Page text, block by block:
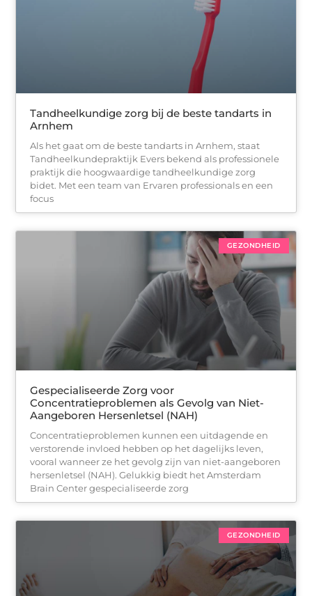
Tandheelkundige zorg bij de beste tandarts in
Arnhem
Als het gaat om de beste tandarts in Arnhem, staat
Tandheelkundepraktijk Evers bekend als professionele
praktijk die hoogwaardige tandheelkundige zorg
bidet. Met een team van Ervaren professionals en een
focus
GEZONDHEID
Gespecialiseerde Zorg voor
Concentratieproblemen als Gevolg van Niet-
Aangeboren Hersenletsel (NAH)
Concentratieproblemen kunnen een uitdagende en
verstorende invloed hebben op het dagelijks leven,
vooral wanneer ze het gevolg zijn van niet-aangeboren
hersenletsel (NAH). Gelukkig biedt het Amsterdam
Brain Center gespecialiseerde zorg
GEZONDHEID